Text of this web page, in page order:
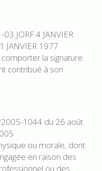
JORF 4 JANVIER
JANVIER 1977
la signature
contribué à son
1044 du 26 août
ou morale, dont
en raison des
ou des